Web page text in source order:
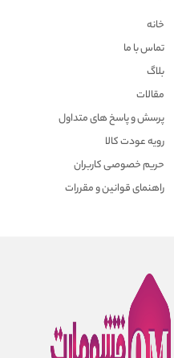
خانه
تماس با ما
بلاگ
مقالات
پرسش و پاسخ های متداول
رویه عودت کالا
حریم خصوصی کاربران
راهنمای قوانین و مقررات